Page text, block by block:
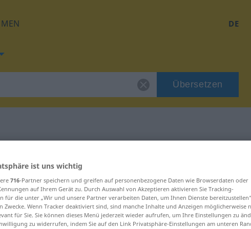
DE
Übersetzen
"Auslese"
ist uns wichtig
716-Partner speichern und greifen auf personenbezogene Daten wie Browserdaten oder
auf Ihrem Gerät zu. Durch Auswahl von Akzeptieren aktivieren Sie Tracking-
für die unter „Wir und unsere Partner verarbeiten Daten, um Ihnen Dienste bereitzustellen“
Zwecke. Wenn Tracker deaktiviert sind, sind manche Inhalte und Anzeigen möglicherweise
für Sie. Sie können dieses Menü jederzeit wieder aufrufen, um Ihre Einstellungen zu
zu widerrufen, indem Sie auf den Link Privatsphäre-Einstellungen am unteren